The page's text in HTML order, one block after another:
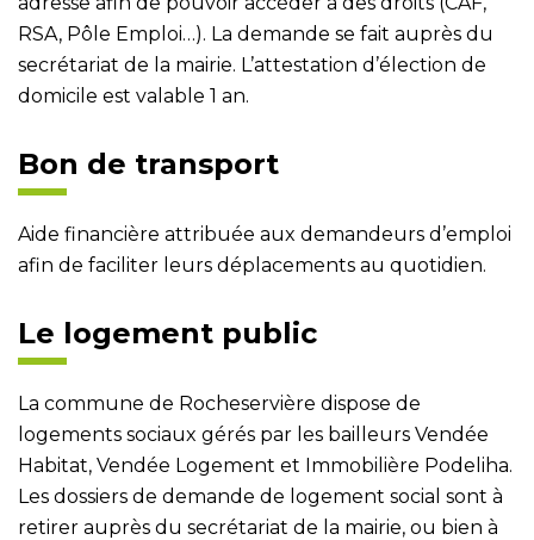
RSA, Pôle Emploi…). La demande se fait auprès du
secrétariat de la mairie. L’attestation d’élection de
domicile est valable 1 an.
Bon de transport
Aide financière attribuée aux demandeurs d’emploi
afin de faciliter leurs déplacements au quotidien.
Le logement public
La commune de Rocheservière dispose de
logements sociaux gérés par les bailleurs Vendée
Habitat, Vendée Logement et Immobilière Podeliha.
Les dossiers de demande de logement social sont à
retirer auprès du secrétariat de la mairie, ou bien à